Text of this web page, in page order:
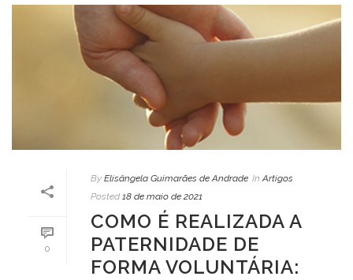
0
By Elisângela Guimarães de Andrade In Artigos
Posted 18 de maio de 2021
COMO É REALIZADA A
PATERNIDADE DE
FORMA VOLUNTÁRIA: